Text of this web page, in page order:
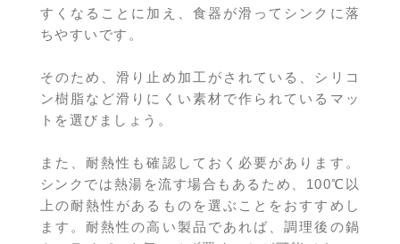
すくなることに加え、食器が滑ってシンクに落
ちやすいです。
そのため、滑り止め加工がされている、シリコ
ン樹脂など滑りにくい素材で作られているマッ
トを選びましょう。
また、耐熱性も確認しておく必要があります。
シンクでは熱湯を流す場合もあるため、100℃以
上の耐熱性があるものを選ぶことをおすすめし
ます。耐熱性の高い製品であれば、調理後の鍋